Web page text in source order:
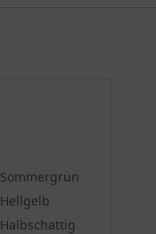
Sommergrün
Hellgelb
Halbschattig